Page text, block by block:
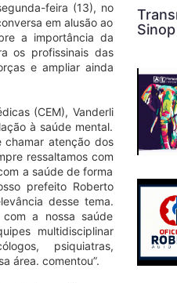
feira (13), no
em alusão ao
a importância da
os profissinais das
e ampliar ainda
(CEM), Vanderli
à saúde mental.
chamar atenção dos
ressaltamos com
a saúde de forma
prefeito Roberto
desse tema.
a nossa saúde
multidisciplinar
psiquiatras,
área. comentou”.
Sinop